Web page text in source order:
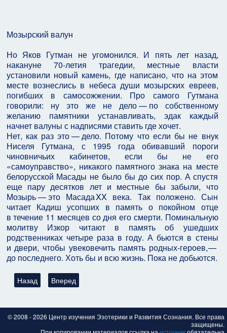
Мозырский валун
Но Яков Гутман не угомонился. И пять лет назад,
накануне 70-летия трагедии, местные власти
установили новый камень, где написано, что на этом
месте вознеслись в небеса души мозырских евреев,
погибших в самосожжении. Про самого Гутмана
говорили: ну это же не дело — ​по собственному
желанию памятники устанавливать, эдак каждый
начнет валуны с надписями ставить где хочет.
Нет, как раз это — ​дело. Потому что если бы не внук
Ниселя Гутмана, с 1995 года обивавший пороги
чиновничьих кабинетов, если бы не его
«самоуправство», никакого памятного знака на месте
белорусской Масады не было бы до сих пор. А спустя
еще пару десятков лет и местные бы забыли, что
Мозырь — ​это Масада XX века. Так положено. Сын
читает Кадиш усопших в память о покойном отце
в течение 11 месяцев со дня его смерти. Поминальную
молитву Изкор читают в память об ушедших
родственниках четыре раза в году. А бьются в стены
и двери, чтобы увековечить память родных-героев, — ​
до последнего. Хоть бы и всю жизнь. Пока не добьются.
Предыдущий: Не стреляйте в сиониста!
Назад Следующий: Не надо думать глупость! (и снова о
Вперед
© 2008 - 2026 Центр изучения Эзотерики и Развития Сознания. Все права
защищены.